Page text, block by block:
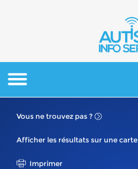
Vous ne trouvez pas ?
Afficher les résultats sur une carte
Imprimer